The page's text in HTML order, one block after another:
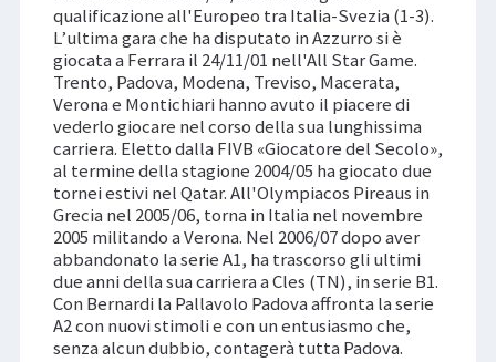
qualificazione all'Europeo tra Italia-Svezia (1-3).
L’ultima gara che ha disputato in Azzurro si è
giocata a Ferrara il 24/11/01 nell'All Star Game.
Trento, Padova, Modena, Treviso, Macerata,
Verona e Montichiari hanno avuto il piacere di
vederlo giocare nel corso della sua lunghissima
carriera. Eletto dalla FIVB «Giocatore del Secolo»,
al termine della stagione 2004/05 ha giocato due
tornei estivi nel Qatar. All'Olympiacos Pireaus in
Grecia nel 2005/06, torna in Italia nel novembre
2005 militando a Verona. Nel 2006/07 dopo aver
abbandonato la serie A1, ha trascorso gli ultimi
due anni della sua carriera a Cles (TN), in serie B1.
Con Bernardi la Pallavolo Padova affronta la serie
A2 con nuovi stimoli e con un entusiasmo che,
senza alcun dubbio, contagerà tutta Padova.